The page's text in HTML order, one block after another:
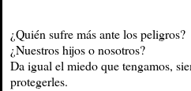
¿Quién sufre más ante los peligros?
¿Nuestros hijos o nosotros?
Da igual el miedo que tengamos,
protegerles.